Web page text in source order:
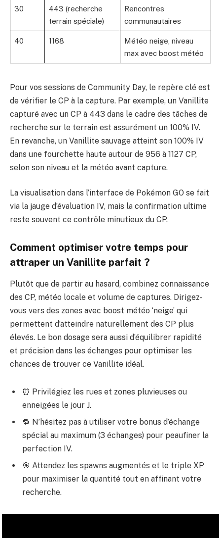
30
443 (recherche
terrain spéciale)
Rencontres
communautaires
40 1168
Météo neige, niveau
max avec boost météo
Pour vos sessions de Community Day, le repère clé est
de vérifier le CP à la capture. Par exemple, un Vanillite
capturé avec un CP à 443 dans le cadre des tâches de
recherche sur le terrain est assurément un 100% IV.
En revanche, un Vanillite sauvage atteint son 100% IV
dans une fourchette haute autour de 956 à 1127 CP,
selon son niveau et la météo avant capture.
La visualisation dans l’interface de Pokémon GO se fait
via la jauge d’évaluation IV, mais la confirmation ultime
reste souvent ce contrôle minutieux du CP.
Comment optimiser votre temps pour
attraper un Vanillite parfait ?
Plutôt que de partir au hasard, combinez connaissance
des CP, météo locale et volume de captures. Dirigez-
vous vers des zones avec boost météo ‘neige’ qui
permettent d’atteindre naturellement des CP plus
élevés. Le bon dosage sera aussi d’équilibrer rapidité
et précision dans les échanges pour optimiser les
chances de trouver ce Vanillite idéal.
⏰ Privilégiez les rues et zones pluvieuses ou
enneigées le jour J.
🔁 N’hésitez pas à utiliser votre bonus d’échange
spécial au maximum (3 échanges) pour peaufiner la
perfection IV.
🎯 Attendez les spawns augmentés et le triple XP
pour maximiser la quantité tout en affinant votre
recherche.